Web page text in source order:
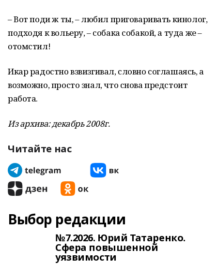
– Вот поди ж ты, – любил приговаривать кинолог,
подходя к вольеру, – собака собакой, а туда же –
отомстил!
Икар радостно взвизгивал, словно соглашаясь, а
возможно, просто знал, что снова предстоит
работа.
Из архива: декабрь 2008г.
Читайте нас
Выбор редакции
№7.2026. Юрий Татаренко.
Сфера повышенной
уязвимости